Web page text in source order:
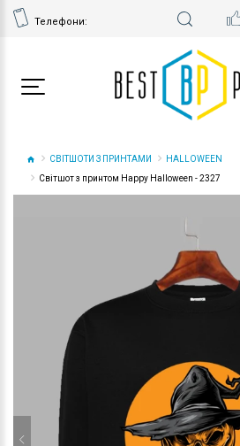
Телефони:
СВІТШОТИ З ПРИНТАМИ
HALLOWEEN
Світшот з принтом Happy Halloween - 2327